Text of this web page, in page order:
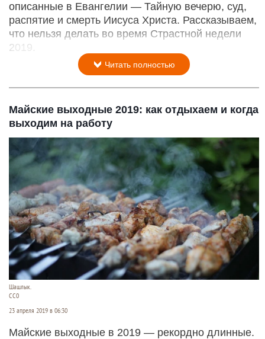
описанные в Евангелии — Тайную вечерю, суд,
распятие и смерть Иисуса Христа. Рассказываем,
что нельзя делать во время Страстной недели
2019.
Читать полностью
Майские выходные 2019: как отдыхаем и когда
выходим на работу
Шашлык.
СС0
23 апреля 2019 в 06:30
Майские выходные в 2019 — рекордно длинные.